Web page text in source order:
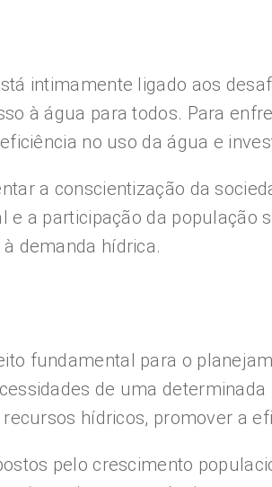
intimamente ligado aos
à água para todos. Para
no uso da água e
a conscientização da
e a participação da
demanda hídrica.
fundamental para o
de uma
hídricos, promover a
pelo crescimento